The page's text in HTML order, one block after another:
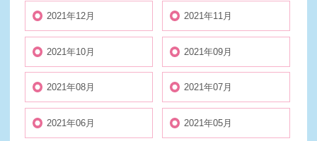
2021年12月 2021年11月
2021年10月 2021年09月
2021年08月 2021年07月
2021年06月 2021年05月